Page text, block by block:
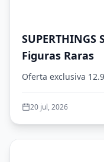
Figuras Raras
Oferta exclusiva
20 jul, 2026